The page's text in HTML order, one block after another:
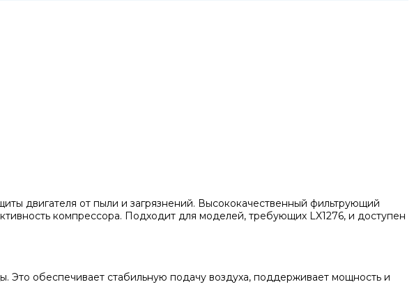
двигателя от пыли и загрязнений. Высококачественный фильтрующий
компрессора. Подходит для моделей, требующих LX1276, и доступен
Это обеспечивает стабильную подачу воздуха, поддерживает мощность и